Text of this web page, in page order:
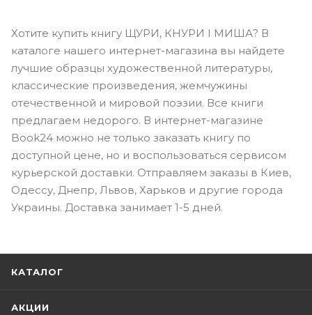
Хотите купить книгу ЩУРИ, КНУРИ І МИША? В
каталоге нашего интернет-магазина вы найдете
лучшие образцы художественной литературы,
классические произведения, жемчужины
отечественной и мировой поэзии. Все книги
предлагаем недорого. В интернет-магазине
Book24 можно не только заказать книгу по
доступной цене, но и воспользоваться сервисом
курьерской доставки. Отправляем заказы в Киев,
Одессу, Днепр, Львов, Харьков и другие города
Украины. Доставка занимает 1-5 дней.
КАТАЛОГ
АКЦИИ